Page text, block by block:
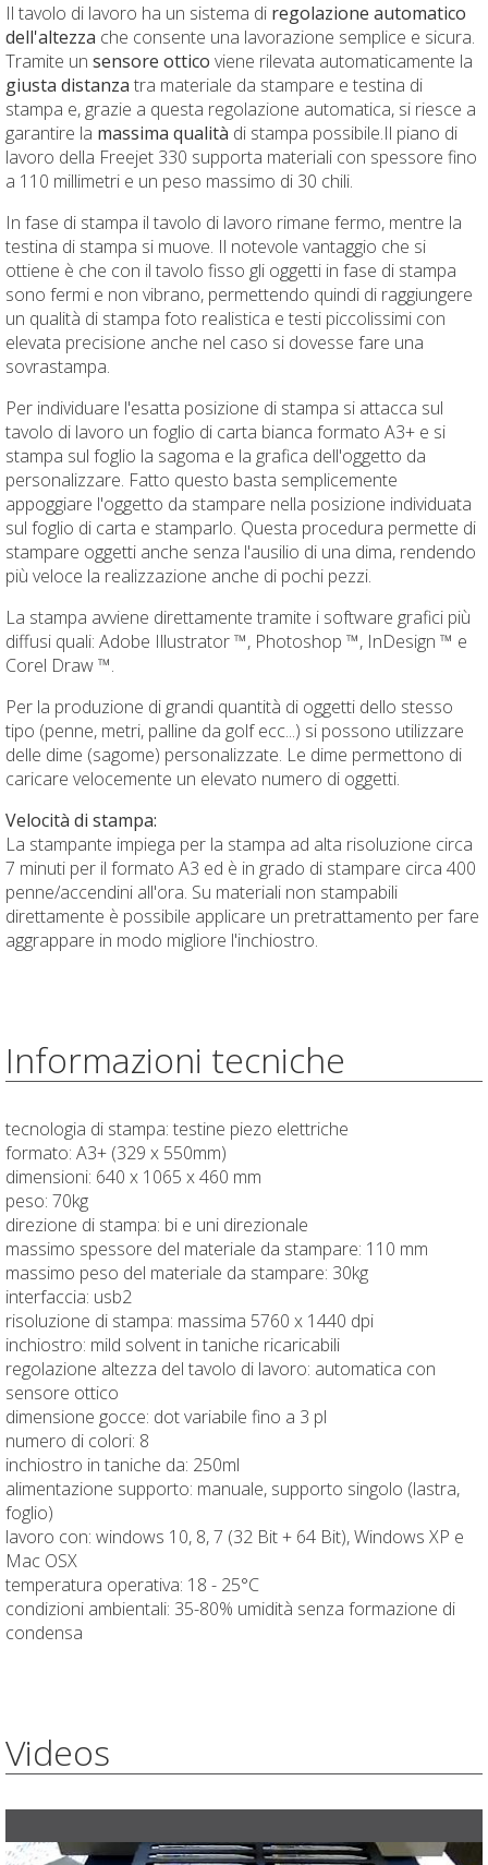
Il tavolo di lavoro ha un sistema di regolazione automatico
dell'altezza che consente una lavorazione semplice e sicura.
Tramite un sensore ottico viene rilevata automaticamente la
giusta distanza tra materiale da stampare e testina di
stampa e, grazie a questa regolazione automatica, si riesce a
garantire la massima qualità di stampa possibile.Il piano di
lavoro della Freejet 330 supporta materiali con spessore fino
a 110 millimetri e un peso massimo di 30 chili.
In fase di stampa il tavolo di lavoro rimane fermo, mentre la
testina di stampa si muove. Il notevole vantaggio che si
ottiene è che con il tavolo fisso gli oggetti in fase di stampa
sono fermi e non vibrano, permettendo quindi di raggiungere
un qualità di stampa foto realistica e testi piccolissimi con
elevata precisione anche nel caso si dovesse fare una
sovrastampa.
Per individuare l'esatta posizione di stampa si attacca sul
tavolo di lavoro un foglio di carta bianca formato A3+ e si
stampa sul foglio la sagoma e la grafica dell'oggetto da
personalizzare. Fatto questo basta semplicemente
appoggiare l'oggetto da stampare nella posizione individuata
sul foglio di carta e stamparlo. Questa procedura permette di
stampare oggetti anche senza l'ausilio di una dima, rendendo
più veloce la realizzazione anche di pochi pezzi.
La stampa avviene direttamente tramite i software grafici più
diffusi quali: Adobe Illustrator ™, Photoshop ™, InDesign ™ e
Corel Draw ™.
Per la produzione di grandi quantità di oggetti dello stesso
tipo (penne, metri, palline da golf ecc...) si possono utilizzare
delle dime (sagome) personalizzate. Le dime permettono di
caricare velocemente un elevato numero di oggetti.
Velocità di stampa:
La stampante impiega per la stampa ad alta risoluzione circa
7 minuti per il formato A3 ed è in grado di stampare circa 400
penne/accendini all'ora. Su materiali non stampabili
direttamente è possibile applicare un pretrattamento per fare
aggrappare in modo migliore l'inchiostro.
Informazioni tecniche
tecnologia di stampa: testine piezo elettriche
formato: A3+ (329 x 550mm)
dimensioni: 640 x 1065 x 460 mm
peso: 70kg
direzione di stampa: bi e uni direzionale
massimo spessore del materiale da stampare: 110 mm
massimo peso del materiale da stampare: 30kg
interfaccia: usb2
risoluzione di stampa: massima 5760 x 1440 dpi
inchiostro: mild solvent in taniche ricaricabili
regolazione altezza del tavolo di lavoro: automatica con
sensore ottico
dimensione gocce: dot variabile fino a 3 pl
numero di colori: 8
inchiostro in taniche da: 250ml
alimentazione supporto: manuale, supporto singolo (lastra,
foglio)
lavoro con: windows 10, 8, 7 (32 Bit + 64 Bit), Windows XP e
Mac OSX
temperatura operativa: 18 - 25°C
condizioni ambientali: 35-80% umidità senza formazione di
condensa
Videos